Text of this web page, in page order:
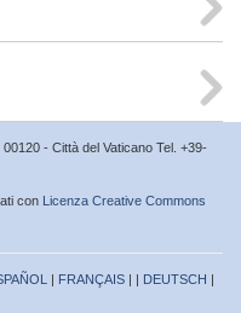
- Città del Vaticano Tel. +39-
con Licenza Creative Commons
| FRANÇAIS | | DEUTSCH |